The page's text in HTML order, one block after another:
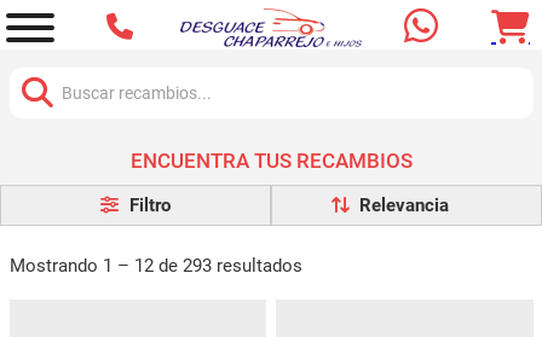
ENCUENTRA TUS RECAMBIOS
Filtro
Mostrando 1 – 12 de 293 resultados